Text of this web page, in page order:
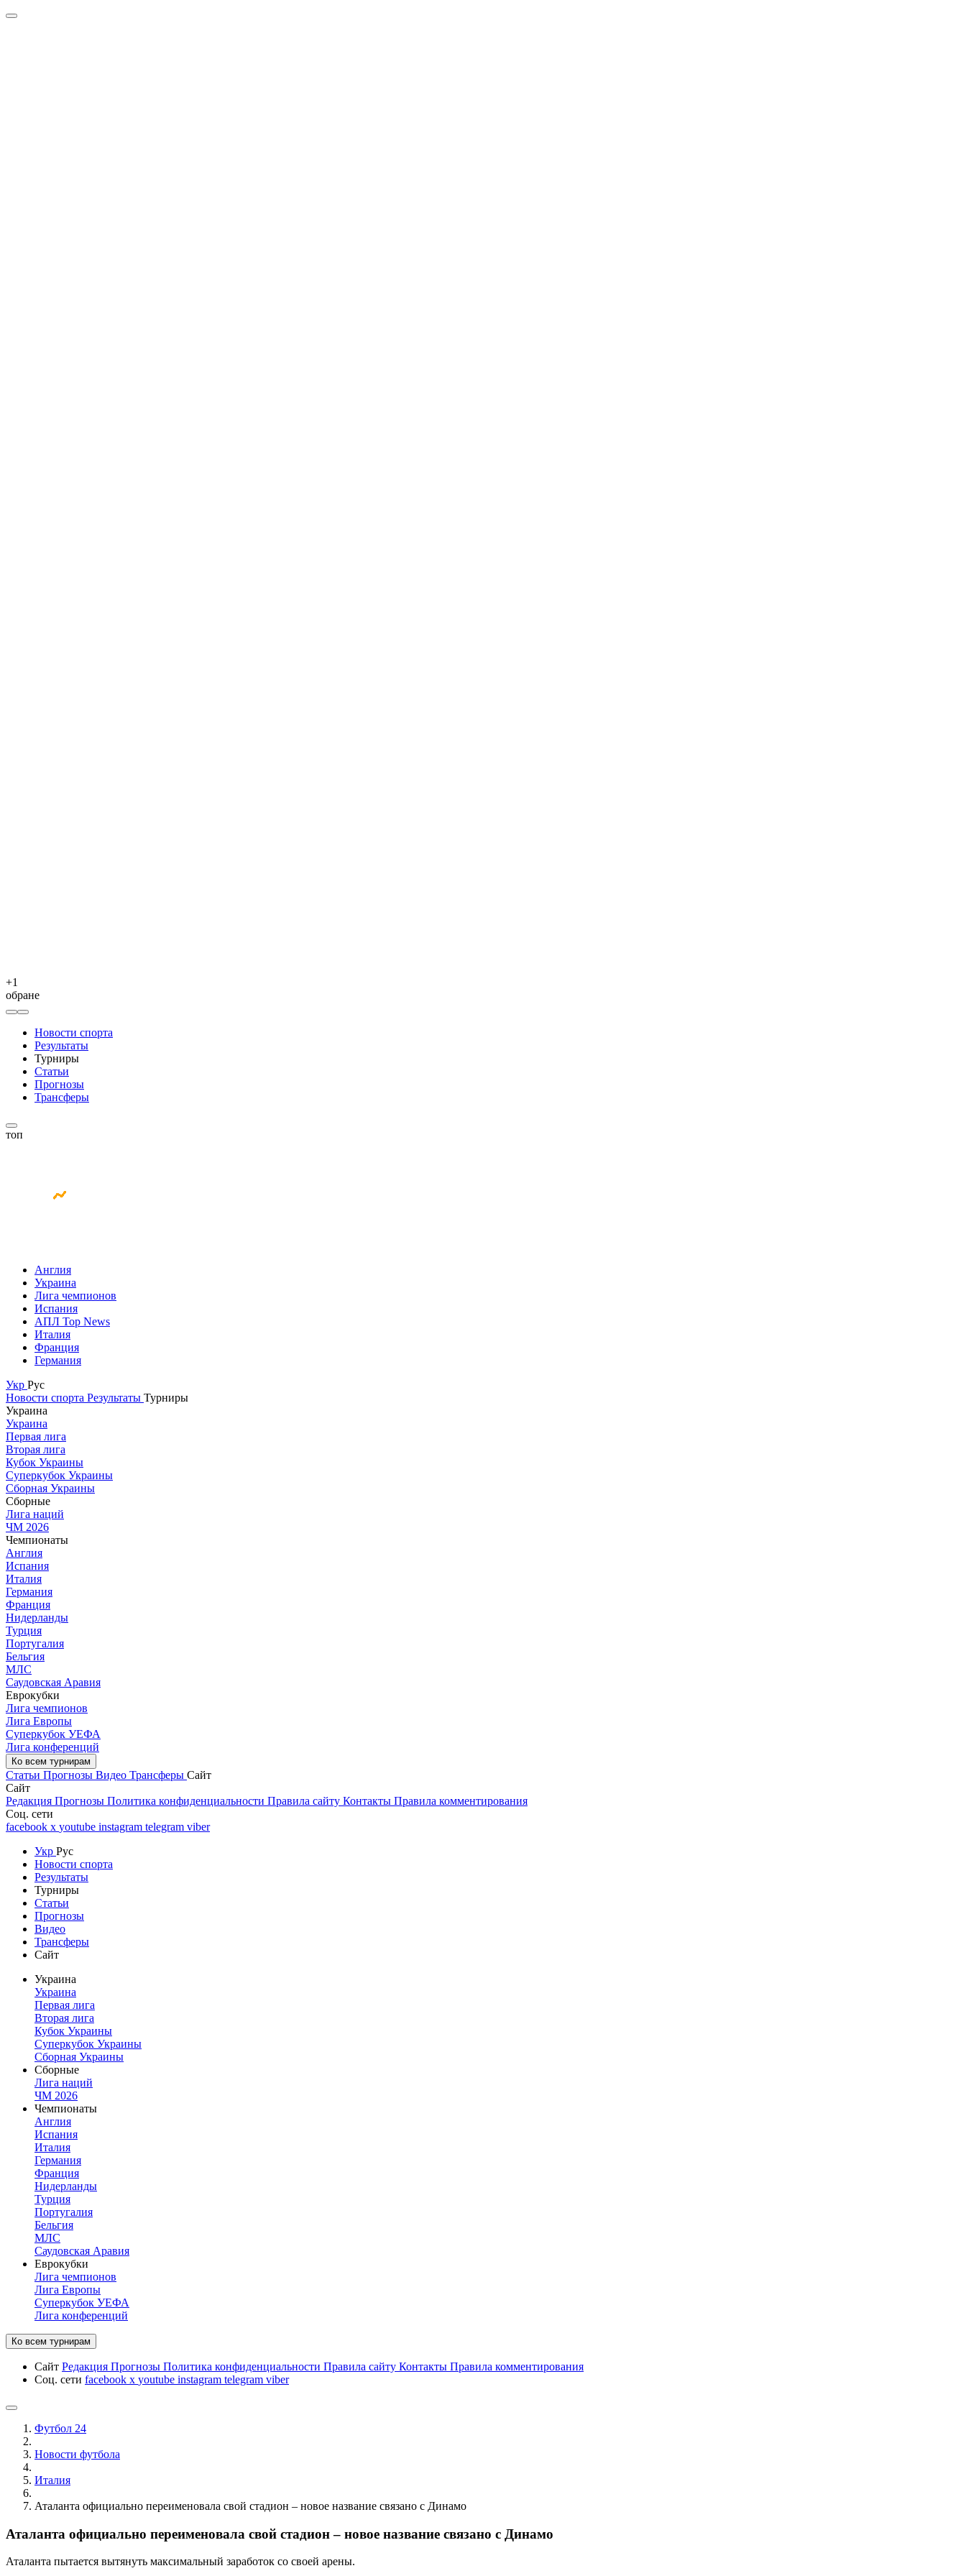
+1
обране
Новости спорта
Результаты
Турниры
Статьи
Прогнозы
Трансферы
топ
Англия
Украина
Лига чемпионов
Испания
АПЛ Top News
Италия
Франция
Германия
Укр Рус
Новости спорта Результаты Турниры
Украина
Украина
Первая лига
Вторая лига
Кубок Украины
Суперкубок Украины
Сборная Украины
Сборные
Лига наций
ЧМ 2026
Чемпионаты
Англия
Испания
Италия
Германия
Франция
Нидерланды
Турция
Португалия
Бельгия
МЛС
Саудовская Аравия
Еврокубки
Лига чемпионов
Лига Европы
Суперкубок УЕФА
Лига конференций
Ко всем турнирам
Статьи Прогнозы Видео Трансферы Сайт
Сайт
Редакция Прогнозы Политика конфиденциальности Правила сайту Контакты Правила комментирования
Соц. сети
facebook x youtube instagram telegram viber
Укр Рус
Новости спорта
Результаты
Турниры
Статьи
Прогнозы
Видео
Трансферы
Сайт
Украина
Украина
Первая лига
Вторая лига
Кубок Украины
Суперкубок Украины
Сборная Украины
Сборные
Лига наций
ЧМ 2026
Чемпионаты
Англия
Испания
Италия
Германия
Франция
Нидерланды
Турция
Португалия
Бельгия
МЛС
Саудовская Аравия
Еврокубки
Лига чемпионов
Лига Европы
Суперкубок УЕФА
Лига конференций
Ко всем турнирам
Сайт Редакция Прогнозы Политика конфиденциальности Правила сайту Контакты Правила комментирования
Соц. сети facebook x youtube instagram telegram viber
Футбол 24
Новости футбола
Италия
Аталанта официально переименовала свой стадион – новое название связано с Динамо
Аталанта официально переименовала свой стадион – новое название связано с Динамо
Аталанта пытается вытянуть максимальный заработок со своей арены.